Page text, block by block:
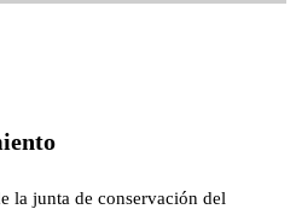
la junta de conservación del